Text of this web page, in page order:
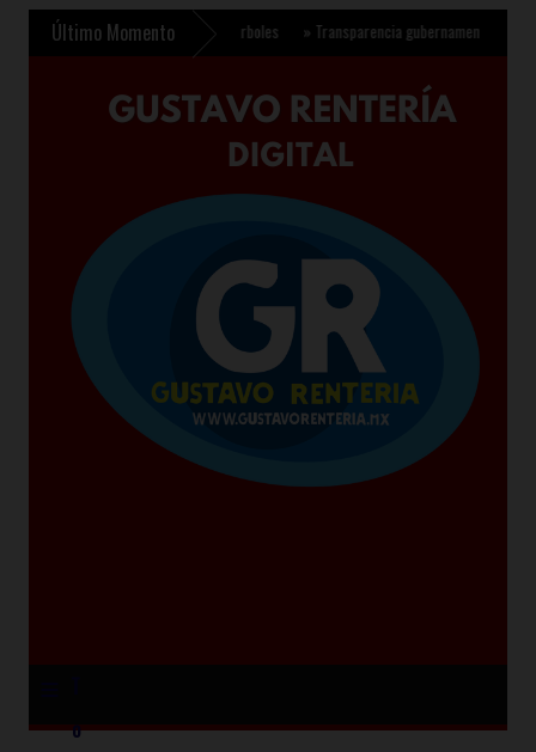
Último Momento
plantar 6.6 millones de árboles Transparencia gubernamental se fortalece con
o